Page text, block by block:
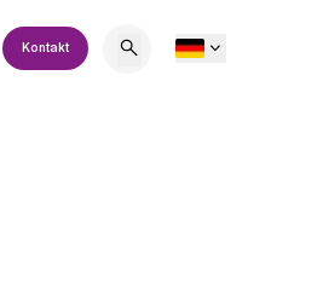
Kontakt